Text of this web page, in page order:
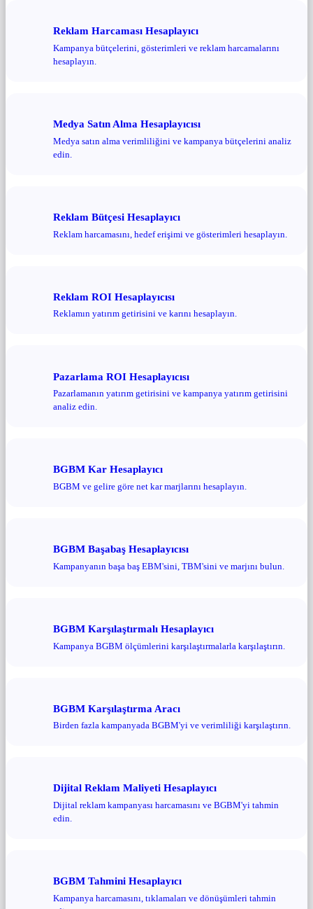
Reklam Harcaması Hesaplayıcı
Kampanya bütçelerini, gösterimleri ve reklam harcamalarını
hesaplayın.
Medya Satın Alma Hesaplayıcısı
Medya satın alma verimliliğini ve kampanya bütçelerini analiz
edin.
Reklam Bütçesi Hesaplayıcı
Reklam harcamasını, hedef erişimi ve gösterimleri hesaplayın.
Reklam ROI Hesaplayıcısı
Reklamın yatırım getirisini ve karını hesaplayın.
Pazarlama ROI Hesaplayıcısı
Pazarlamanın yatırım getirisini ve kampanya yatırım getirisini
analiz edin.
BGBM Kar Hesaplayıcı
BGBM ve gelire göre net kar marjlarını hesaplayın.
BGBM Başabaş Hesaplayıcısı
Kampanyanın başa baş EBM'sini, TBM'sini ve marjını bulun.
BGBM Karşılaştırmalı Hesaplayıcı
Kampanya BGBM ölçümlerini karşılaştırmalarla karşılaştırın.
BGBM Karşılaştırma Aracı
Birden fazla kampanyada BGBM'yi ve verimliliği karşılaştırın.
Dijital Reklam Maliyeti Hesaplayıcı
Dijital reklam kampanyası harcamasını ve BGBM'yi tahmin
edin.
BGBM Tahmini Hesaplayıcı
Kampanya harcamasını, tıklamaları ve dönüşümleri tahmin